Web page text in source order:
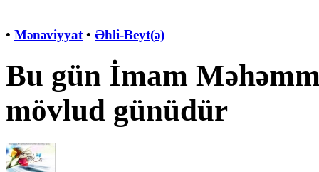
• Mənəviyyat • Əhli-Beyt(ə)
Bu gün İmam
mövlud günüdür